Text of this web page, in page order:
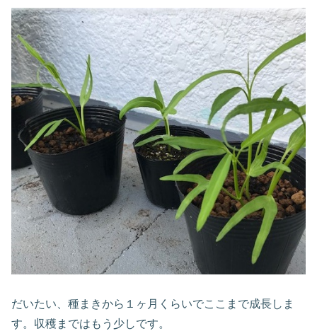
だいたい、種まきから１ヶ月くらいでここまで成長しま
す。収穫まではもう少しです。